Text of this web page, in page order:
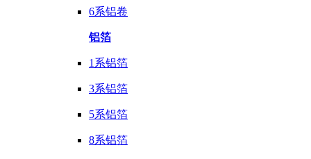
6系铝卷
铝箔
1系铝箔
3系铝箔
5系铝箔
8系铝箔